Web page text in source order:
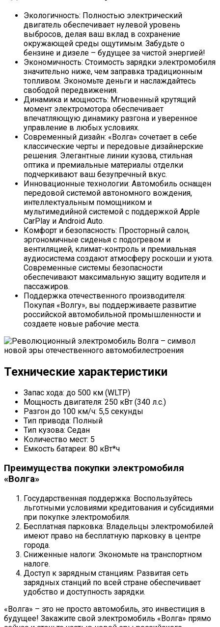
Экологичность: Полностью электрический
двигатель обеспечивает нулевой уровень
выбросов, делая ваш вклад в сохранение
окружающей среды ощутимым. Забудьте о
бензине и дизеле – будущее за чистой энергией!
Экономичность: Стоимость зарядки электромобиля
значительно ниже, чем заправка традиционным
топливом. Экономьте деньги и наслаждайтесь
свободой передвижения.
Динамика и мощность: Мгновенный крутящий
момент электромотора обеспечивает
впечатляющую динамику разгона и уверенное
управление в любых условиях.
Современный дизайн: «Волга» сочетает в себе
классические черты и передовые дизайнерские
решения. Элегантные линии кузова, стильная
оптика и премиальные материалы отделки
подчеркивают ваш безупречный вкус.
Инновационные технологии: Автомобиль оснащен
передовой системой автономного вождения,
интеллектуальным помощником и
мультимедийной системой с поддержкой Apple
CarPlay и Android Auto.
Комфорт и безопасность: Просторный салон,
эргономичные сиденья с подогревом и
вентиляцией, климат-контроль и премиальная
аудиосистема создают атмосферу роскоши и уюта.
Современные системы безопасности
обеспечивают максимальную защиту водителя и
пассажиров.
Поддержка отечественного производителя:
Покупая «Волгу», вы поддерживаете развитие
российской автомобильной промышленности и
создаете новые рабочие места.
Технические характеристики
Запас хода: до 500 км (WLTP)
Мощность двигателя: 250 кВт (340 л.с.)
Разгон до 100 км/ч: 5,5 секунды
Тип привода: Полный
Тип кузова: Седан
Количество мест: 5
Емкость батареи: 80 кВт*ч
Преимущества покупки электромобиля
«Волга»
Государственная поддержка: Воспользуйтесь
льготными условиями кредитования и субсидиями
при покупке электромобиля.
Бесплатная парковка: Владельцы электромобилей
имеют право на бесплатную парковку в центре
города.
Сниженные налоги: Экономьте на транспортном
налоге.
Доступ к зарядным станциям: Развитая сеть
зарядных станций по всей стране обеспечивает
удобство и доступность зарядки.
«Волга» – это не просто автомобиль, это инвестиция в
будущее! Закажите свой электромобиль «Волга» прямо